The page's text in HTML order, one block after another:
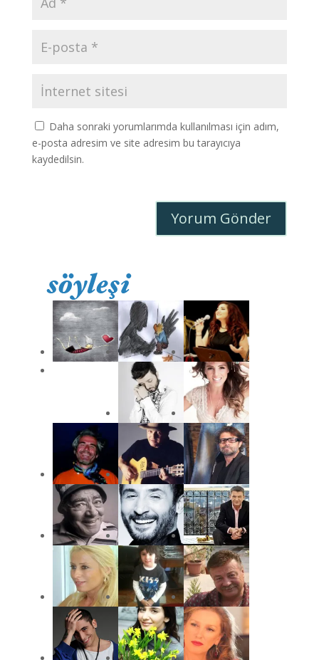
Daha sonraki yorumlarımda kullanılması için adım,
e-posta adresim ve site adresim bu tarayıcıya
kaydedilsin.